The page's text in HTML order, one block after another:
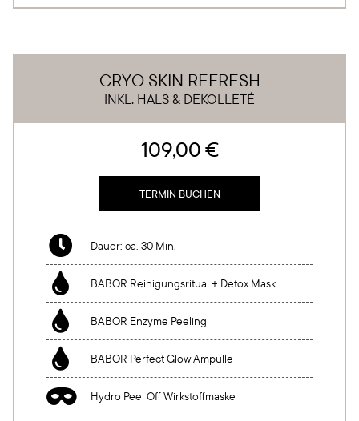
CRYO SKIN REFRESH
INKL. HALS & DEKOLLETÉ
109,00 €
TERMIN BUCHEN
 Dauer: ca. 30 Min.
 BABOR Reinigungsritual + Detox Mask
 BABOR Enzyme Peeling
 BABOR Perfect Glow Ampulle
 Hydro Peel Off Wirkstoffmaske